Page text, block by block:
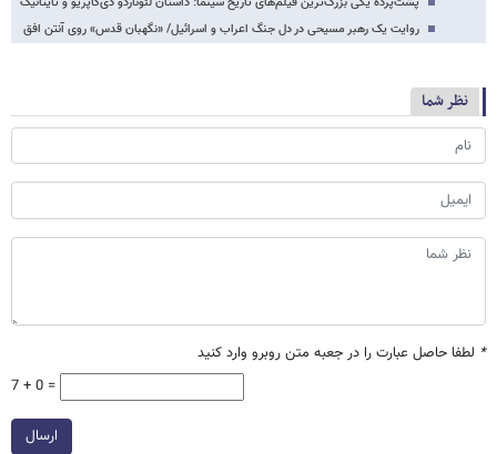
روایت یک رهبر مسیحی در دل جنگ اعراب و اسرائیل/ «نگهبان قدس» روی آنتن افق
نظر شما
* لطفا حاصل عبارت را در جعبه متن روبرو وارد کنید
7 + 0 =
ارسال